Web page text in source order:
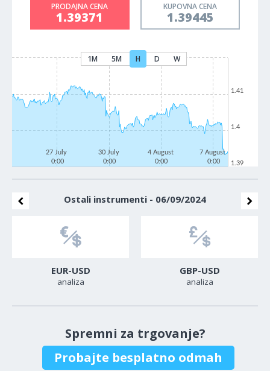
PRODAJNA CENA
1.39371
KUPOVNA CENA
1.39445
1M 5M H D W
27 July
0:00
30 July
0:00
4 August
0:00
7 August
0:00
1.39
1.4
1.41
Ostali instrumenti - 06/09/2024
EUR-USD
analiza
GBP-USD
analiza
Spremni za trgovanje?
Probajte besplatno odmah